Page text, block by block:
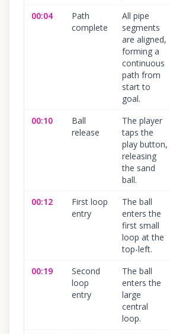
00:04
Path
complete
All pipe
segments
are aligned,
forming a
continuous
path from
start to
goal.
00:10
Ball
release
The player
taps the
play button,
releasing
the sand
ball.
00:12
First loop
entry
The ball
enters the
first small
loop at the
top-left.
00:19
Second
loop
entry
The ball
enters the
large
central
loop.